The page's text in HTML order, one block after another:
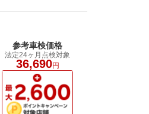
参考車検価格
法定24ヶ月点検対象
36,690円